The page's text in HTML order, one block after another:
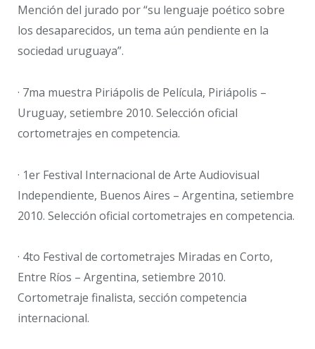
Mención del jurado por “su lenguaje poético sobre
los desaparecidos, un tema aún pendiente en la
sociedad uruguaya”.
· 7ma muestra Piriápolis de Película, Piriápolis –
Uruguay, setiembre 2010. Selección oficial
cortometrajes en competencia.
· 1er Festival Internacional de Arte Audiovisual
Independiente, Buenos Aires – Argentina, setiembre
2010. Selección oficial cortometrajes en competencia.
· 4to Festival de cortometrajes Miradas en Corto,
Entre Ríos – Argentina, setiembre 2010.
Cortometraje finalista, sección competencia
internacional.